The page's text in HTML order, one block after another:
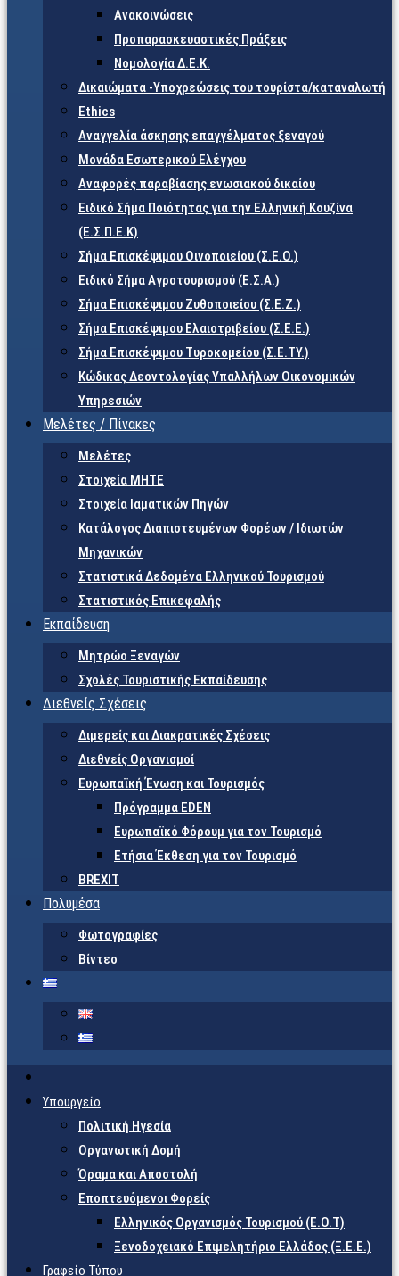
Ανακοινώσεις
Προπαρασκευαστικές Πράξεις
Νομολογία Δ.Ε.Κ.
Δικαιώματα -Υποχρεώσεις του τουρίστα/καταναλωτή
Ethics
Αναγγελία άσκησης επαγγέλματος ξεναγού
Μονάδα Εσωτερικού Ελέγχου
Αναφορές παραβίασης ενωσιακού δικαίου
Ειδικό Σήμα Ποιότητας για την Ελληνική Κουζίνα
(Ε.Σ.Π.Ε.Κ)
Σήμα Επισκέψιμου Οινοποιείου (Σ.Ε.Ο.)
Ειδικό Σήμα Αγροτουρισμού (Ε.Σ.Α.)
Σήμα Επισκέψιμου Ζυθοποιείου (Σ.Ε.Ζ.)
Σήμα Επισκέψιμου Ελαιοτριβείου (Σ.Ε.Ε.)
Σήμα Επισκέψιμου Τυροκομείου (Σ.Ε.TY.)
Κώδικας Δεοντολογίας Υπαλλήλων Οικονομικών
Υπηρεσιών
Μελέτες / Πίνακες
Μελέτες
Στοιχεία ΜΗΤΕ
Στοιχεία Ιαματικών Πηγών
Κατάλογος Διαπιστευμένων Φορέων / Ιδιωτών
Μηχανικών
Στατιστικά Δεδομένα Ελληνικού Τουρισμού
Στατιστικός Επικεφαλής
Εκπαίδευση
Μητρώο Ξεναγών
Σχολές Τουριστικής Εκπαίδευσης
Διεθνείς Σχέσεις
Διμερείς και Διακρατικές Σχέσεις
Διεθνείς Οργανισμοί
Ευρωπαϊκή Ένωση και Τουρισμός
Πρόγραμμα EDEN
Ευρωπαϊκό Φόρουμ για τον Τουρισμό
Ετήσια Έκθεση για τον Τουρισμό
BREXIT
Πολυμέσα
Φωτογραφίες
Βίντεο
Υπουργείο
Πολιτική Ηγεσία
Οργανωτική Δομή
Όραμα και Αποστολή
Εποπτευόμενοι Φορείς
Eλληνικός Οργανισμός Τουρισμού (Ε.Ο.Τ)
Ξενοδοχειακό Επιμελητήριο Ελλάδος (Ξ.Ε.Ε.)
Γραφείο Τύπου